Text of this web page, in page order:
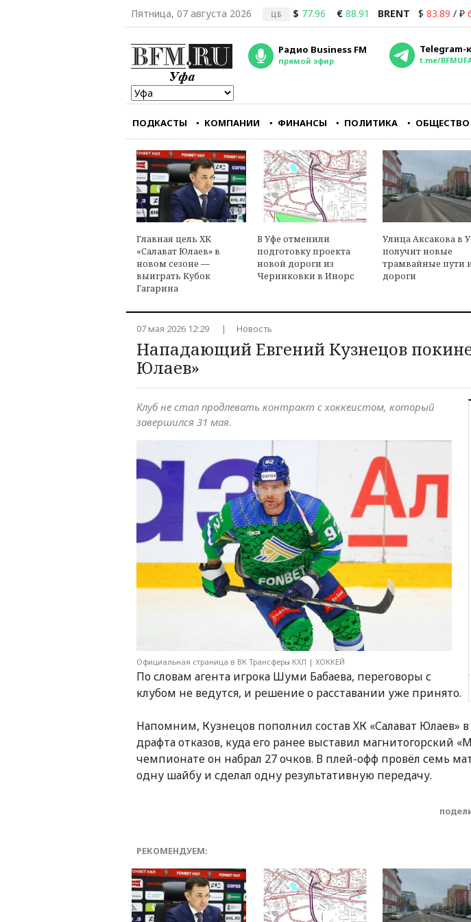
Пятница, 07 августа 2026 ЦБ $ 77.96 € 88.91 BRENT $ 83.89 / ₽
Радио Business FM
прямой эфир
Telegram-
t.me/
ПОДКАСТЫ КОМПАНИИ ФИНАНСЫ ПОЛИТИКА ОБЩЕСТВО
Главная цель ХК
«Салават Юлаев» в
новом сезоне —
выиграть Кубок
Гагарина
В Уфе отменили
подготовку проекта
новой дороги из
Черниковки в Инорс
Улица Аксакова в
получит новые
трамвайные пути
дороги
07 мая 2026 12:29 Новость
Нападающий Евгений Кузнецов
Юлаев»
Клуб не стал продлевать контракт с хоккеистом, который
завершился 31 мая.
Официальная страница в ВК Трансферы КХЛ | ХОККЕЙ
По словам агента игрока Шуми Бабаева, переговоры с
клубом не ведутся, и решение о расставании уже принято.
Напомним, Кузнецов пополнил состав ХК «Салават Юлаев»
драфта отказов, куда его ранее выставил магнитогорский
чемпионате он набрал 27 очков. В плей-офф провёл семь
одну шайбу и сделал одну результативную передачу.
РЕКОМЕНДУЕМ:
Мы перестали снимать
фильмы, интересные
зарубежному зрителю
Александр Голубчиков
главный редактор
портала «Зумфильм»
Я думаю, что в
ближайшие дни
практически все
СНГ перестанут
принимать рубли из
России либо будут их
нибудь конской
комиссией
Георгий Бовт